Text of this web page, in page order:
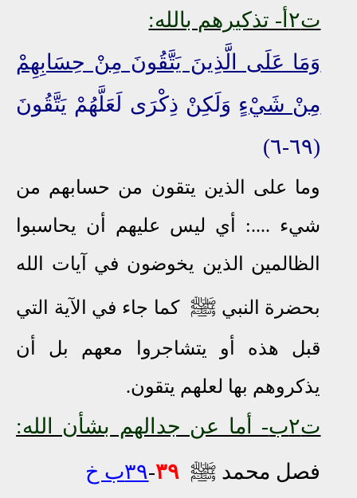
ت٢أ- تذكيرهم بالله:
وَمَا عَلَى الَّذِينَ يَتَّقُونَ مِنْ حِسَابِهِمْ
مِنْ شَيْءٍ وَلَكِنْ ذِكْرَى لَعَلَّهُمْ يَتَّقُونَ
(٦٩-٦)
وما على الذين يتقون من حسابهم من
شيء ....: أي ليس عليهم أن يحاسبوا
الظالمين الذين يخوضون في آيات الله
بحضرة النبي ﷺ كما جاء في الآية التي
قبل هذه أو يتشاجروا معهم بل أن
يذكروهم بها لعلهم يتقون.
ت٢ب
- أما عن جدالهم بشأن الله:
فصل محمد ﷺ ٣٩-٣٩ب خ